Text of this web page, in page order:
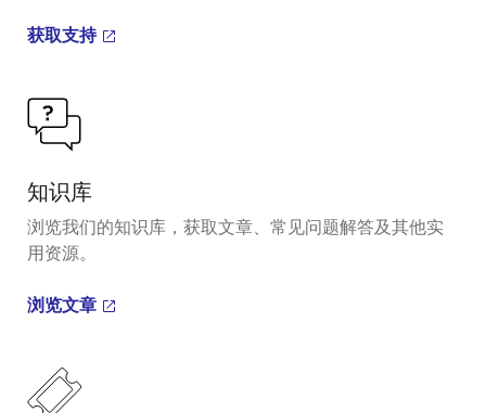
获取支持
知识库
浏览我们的知识库，获取文章、常见问题解答及其他实
用资源。
浏览文章